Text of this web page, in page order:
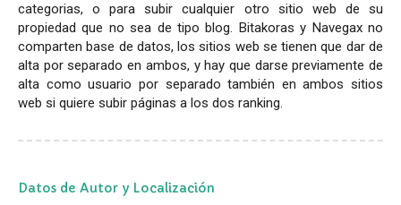
categorias, o para subir cualquier otro sitio web de su
propiedad que no sea de tipo blog. Bitakoras y Navegax no
comparten base de datos, los sitios web se tienen que dar de
alta por separado en ambos, y hay que darse previamente de
alta como usuario por separado también en ambos sitios
web si quiere subir páginas a los dos ranking.
Datos de Autor y Localización